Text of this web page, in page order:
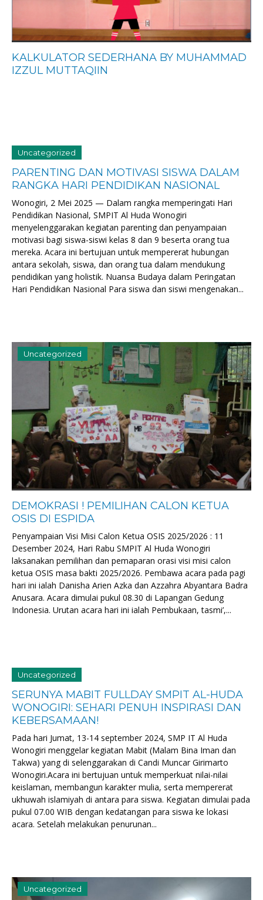
KALKULATOR SEDERHANA BY MUHAMMAD
IZZUL MUTTAQIIN
Uncategorized
PARENTING DAN MOTIVASI SISWA DALAM
RANGKA HARI PENDIDIKAN NASIONAL
Wonogiri, 2 Mei 2025 — Dalam rangka memperingati Hari
Pendidikan Nasional, SMPIT Al Huda Wonogiri
menyelenggarakan kegiatan parenting dan penyampaian
motivasi bagi siswa-siswi kelas 8 dan 9 beserta orang tua
mereka. Acara ini bertujuan untuk mempererat hubungan
antara sekolah, siswa, dan orang tua dalam mendukung
pendidikan yang holistik. Nuansa Budaya dalam Peringatan
Hari Pendidikan Nasional Para siswa dan siswi mengenakan...
Uncategorized
DEMOKRASI ! PEMILIHAN CALON KETUA
OSIS DI ESPIDA
Penyampaian Visi Misi Calon Ketua OSIS 2025/2026 : 11
Desember 2024, Hari Rabu SMPIT Al Huda Wonogiri
laksanakan pemilihan dan pemaparan orasi visi misi calon
ketua OSIS masa bakti 2025/2026. Pembawa acara pada pagi
hari ini ialah Danisha Arien Azka dan Azzahra Abyantara Badra
Anusara. Acara dimulai pukul 08.30 di Lapangan Gedung
Indonesia. Urutan acara hari ini ialah Pembukaan, tasmi’,...
Uncategorized
SERUNYA MABIT FULLDAY SMPIT AL-HUDA
WONOGIRI: SEHARI PENUH INSPIRASI DAN
KEBERSAMAAN!
Pada hari Jumat, 13-14 september 2024, SMP IT Al Huda
Wonogiri menggelar kegiatan Mabit (Malam Bina Iman dan
Takwa) yang di selenggarakan di Candi Muncar Girimarto
Wonogiri.Acara ini bertujuan untuk memperkuat nilai-nilai
keislaman, membangun karakter mulia, serta mempererat
ukhuwah islamiyah di antara para siswa. Kegiatan dimulai pada
pukul 07.00 WIB dengan kedatangan para siswa ke lokasi
acara. Setelah melakukan penurunan...
Uncategorized